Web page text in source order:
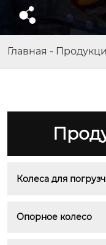
Главная -
Колеса для
Опорное колесо